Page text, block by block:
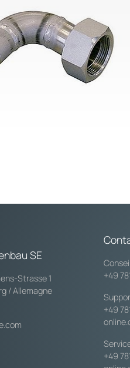
SE
Strasse 1
/ Allemagne
+49
+49
+49